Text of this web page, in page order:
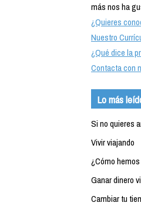
más nos ha
¿Quieres
Nuestro
¿Qué dice la
Contacta con
Lo más
Si no quieres
Vivir viajando
¿Cómo
Ganar dinero
Cambiar tu